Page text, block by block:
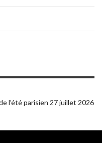
l’été parisien 27 juillet 2026